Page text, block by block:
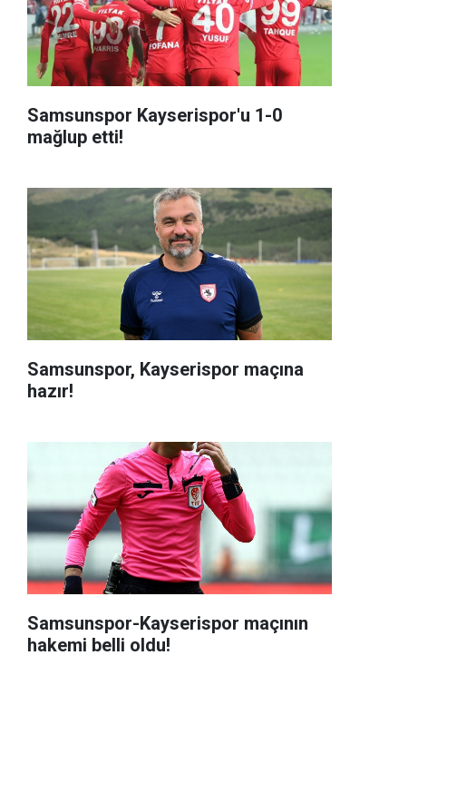
Samsunspor Kayserispor'u 1-0
mağlup etti!
Samsunspor, Kayserispor maçına
hazır!
Samsunspor-Kayserispor maçının
hakemi belli oldu!